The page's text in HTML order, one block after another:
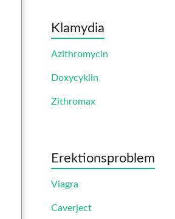
Klamydia
Azithromycin
Doxycyklin
Zithromax
Erektionsproblem
Viagra
Caverject